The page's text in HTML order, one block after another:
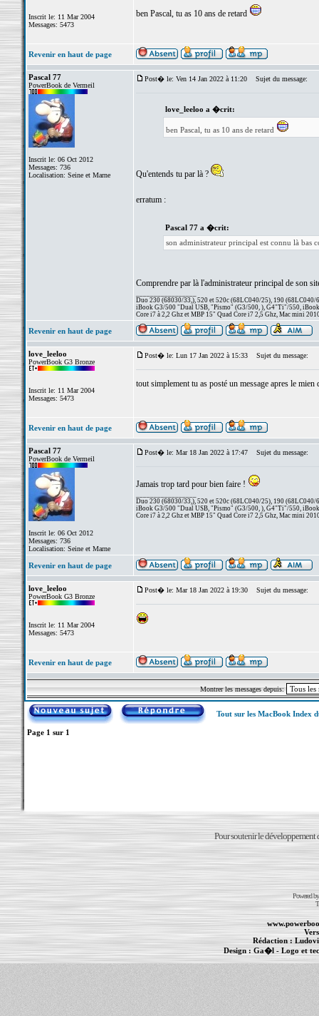
Inscrit le: 11 Mar 2004
Messages: 5473
ben Pascal, tu as 10 ans de retard
Revenir en haut de page
Pascal 77
PowerBook de Vermeil
Inscrit le: 06 Oct 2012
Messages: 736
Localisation: Seine et Marne
Post� le: Ven 14 Jan 2022 à 11:20 Sujet du message:
love_leeloo a �crit:
ben Pascal, tu as 10 ans de retard
Qu'entends tu par là ?
erratum :
Pascal 77 a �crit:
son administrateur principal est connu là bas
Comprendre par là l'administrateur principal de son
Duo 230 (68030/33,), 520 et 520c (68LC040/25), 190 (68LC040/
iBook G3/500 "Dual USB, "Pismo" (G3/500, ), G4"Ti"/550,
Core i7 à 2,2 Ghz et MBP 15" Quad Core i7 2,5 Ghz, Mac mini
Revenir en haut de page
love_leeloo
PowerBook G3 Bronze
Inscrit le: 11 Mar 2004
Messages: 5473
Post� le: Lun 17 Jan 2022 à 15:33 Sujet du message:
tout simplement tu as posté un message apres le
Revenir en haut de page
Pascal 77
PowerBook de Vermeil
Inscrit le: 06 Oct 2012
Messages: 736
Localisation: Seine et Marne
Post� le: Mar 18 Jan 2022 à 17:47 Sujet du message:
Jamais trop tard pour bien faire !
Duo 230 (68030/33,), 520 et 520c (68LC040/25), 190 (68LC040/
iBook G3/500 "Dual USB, "Pismo" (G3/500, ), G4"Ti"/550,
Core i7 à 2,2 Ghz et MBP 15" Quad Core i7 2,5 Ghz, Mac mini
Revenir en haut de page
love_leeloo
PowerBook G3 Bronze
Inscrit le: 11 Mar 2004
Messages: 5473
Post� le: Mar 18 Jan 2022 à 19:30 Sujet du message:
Revenir en haut de page
Montrer les messages depuis:
Tout sur les MacBook Index
Page 1 sur 1
Pour soutenir le développement
Powered
Rédaction :
Design : Ga�l- Logo et
-